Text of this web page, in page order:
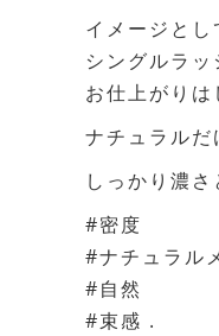
イメージとし
シングルラ
お仕上がり
ナチュラルだ
しっかり濃
#密度
#ナチュラル
#自然
#束感 .